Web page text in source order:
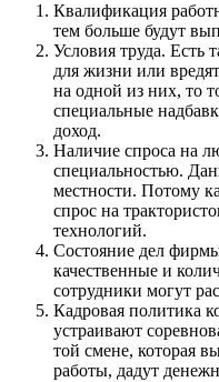
Квалификация
тем больше будут
Условия труда. Есть
для жизни или
на одной из них, то
специальные
доход.
Наличие спроса на
специальностью.
местности. Потому
спрос на
технологий.
Состояние дел
качественные и
сотрудники могут
Кадровая политика
устраивают
той смене, которая
работы, дадут